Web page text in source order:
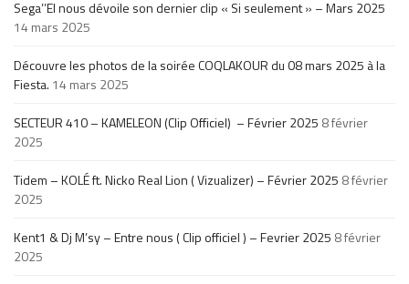
Sega’’El nous dévoile son dernier clip « Si seulement » – Mars 2025
14 mars 2025
Découvre les photos de la soirée COQLAKOUR du 08 mars 2025 à la
Fiesta. 14 mars 2025
SECTEUR 410 – KAMELEON (Clip Officiel) – Février 2025 8 février
2025
Tidem – KOLÉ ft. Nicko Real Lion ( Vizualizer) – Février 2025 8 février
2025
Kent1 & Dj M’sy – Entre nous ( Clip officiel ) – Fevrier 2025 8 février
2025